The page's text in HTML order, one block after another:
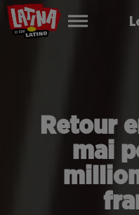
Retour
mai